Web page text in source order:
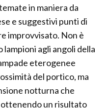
in maniera da
e suggestivi punti di
improvvisato. Non è
agli angoli della
eterogenee
del portico, ma
notturna che
un risultato